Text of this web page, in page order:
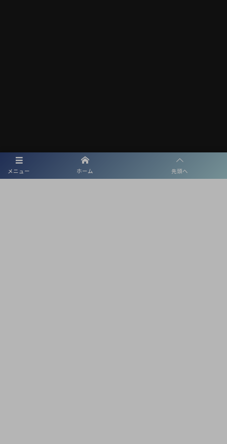
メニュー ホーム 先頭へ